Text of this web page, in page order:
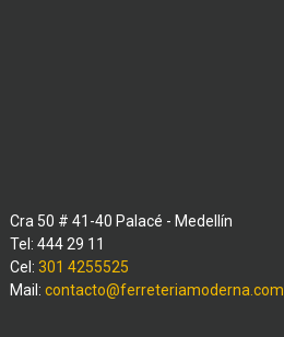
Cra 50 # 41-40 Palacé - Medellín
Tel: 444 29 11
Cel: 301 4255525
Mail: contacto@ferreteriamoderna.com